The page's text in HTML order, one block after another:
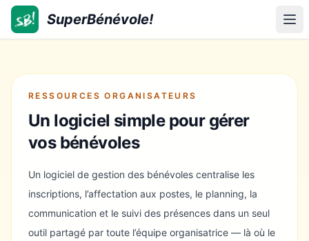
SuperBénévole!
SuperBénévole!
RESSOURCES ORGANISATEURS
Un logiciel simple pour gérer
vos bénévoles
Un logiciel de gestion des bénévoles centralise les
inscriptions, l’affectation aux postes, le planning, la
communication et le suivi des présences dans un seul
outil partagé par toute l’équipe organisatrice — là où le